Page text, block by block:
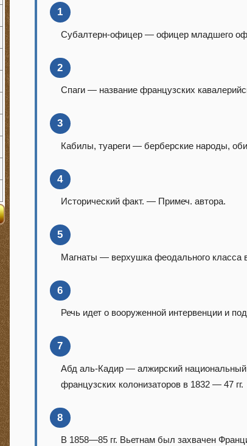
1
Субалтерн-офицер — офицер младшего
2
Спаги — название французских
3
Кабилы, туареги — берберские народы,
4
Исторический факт. — Примеч. автора.
5
Магнаты — верхушка феодального класса
6
Речь идет о вооруженной интервенции и
7
Абд аль-Кадир — алжирский национальный
французских колонизаторов в 1832 — 47 гг.
8
В 1858—85 гг. Вьетнам был захвачен